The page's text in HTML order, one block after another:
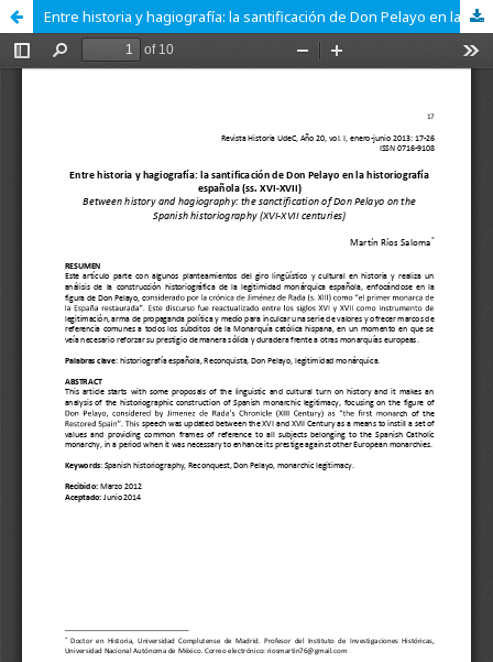
Entre historia y hagiografía: la santificación de Don Pelayo en la historiografía española (ss. XVI-XVII)